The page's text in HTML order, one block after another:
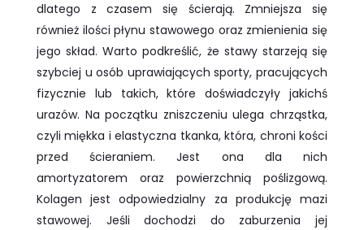
dlatego z czasem się ścierają. Zmniejsza się
również ilości płynu stawowego oraz zmienienia się
jego skład. Warto podkreślić, że stawy starzeją się
szybciej u osób uprawiających sporty, pracujących
fizycznie lub takich, które doświadczyły jakichś
urazów. Na początku zniszczeniu ulega chrząstka,
czyli miękka i elastyczna tkanka, która, chroni kości
przed ścieraniem. Jest ona dla nich
amortyzatorem oraz powierzchnią poślizgową.
Kolagen jest odpowiedzialny za produkcję mazi
stawowej. Jeśli dochodzi do zaburzenia jej